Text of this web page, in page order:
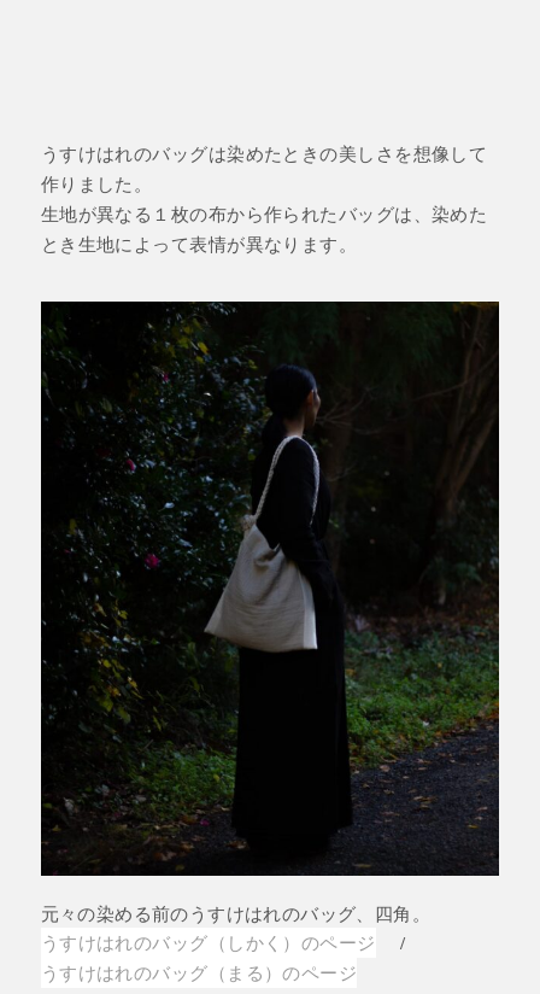
うすけはれのバッグは染めたときの美しさを想像して
作りました。
生地が異なる１枚の布から作られたバッグは、染めた
とき生地によって表情が異なります。
元々の染める前のうすけはれのバッグ、四角。
うすけはれのバッグ（しかく）のページ /
うすけはれのバッグ（まる）のページ